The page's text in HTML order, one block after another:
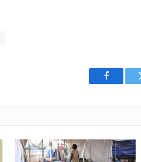
Facebook